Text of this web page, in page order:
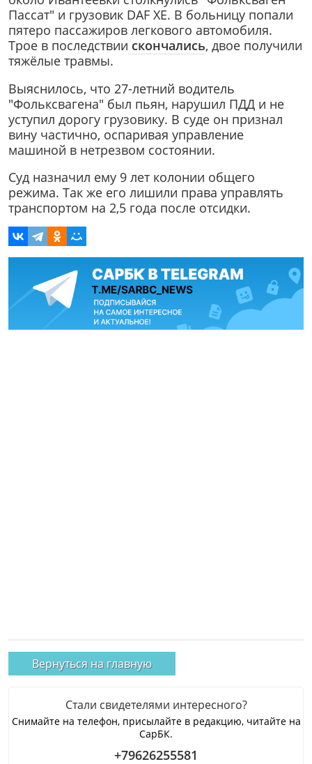
Пассат" и грузовик DAF XE. В больницу попали
пятеро пассажиров легкового автомобиля.
Трое в последствии скончались, двое получили
тяжёлые травмы.
Выяснилось, что 27-летний водитель
"Фольксвагена" был пьян, нарушил ПДД и не
уступил дорогу грузовику. В суде он признал
вину частично, оспаривая управление
машиной в нетрезвом состоянии.
Суд назначил ему 9 лет колонии общего
режима. Так же его лишили права управлять
транспортом на 2,5 года после отсидки.
Вернуться на главную
Стали свидетелями интересного?
Снимайте на телефон, присылайте в редакцию, читайте на
СарБК.
+79626255581